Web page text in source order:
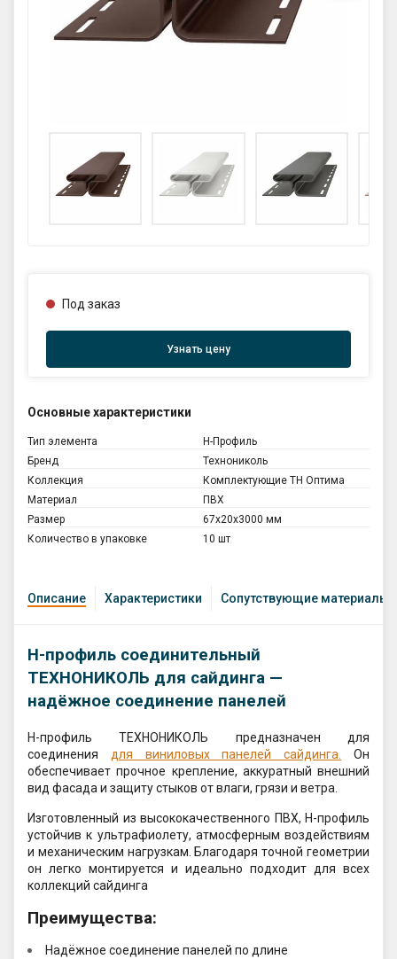
GPS координаты проезда к
sales@profkomplekt.by
Основные характеристики
Тип элемента
Н-Профиль
Бренд
Технониколь
Коллекция
Комплектующие ТН Оптима
Материал
ПВХ
Размер
67х20х3000 мм
Количество в упаковке
10 шт
Под заказ
Узнать цену
Описание Характеристики Сопутствующие материалы
H-профиль соединительный
ТЕХНОНИКОЛЬ для сайдинга —
надёжное соединение панелей
H-профиль ТЕХНОНИКОЛЬ предназначен для
соединения для виниловых панелей сайдинга. Он
обеспечивает прочное крепление, аккуратный внешний
вид фасада и защиту стыков от влаги, грязи и ветра.
Изготовленный из высококачественного ПВХ, H-профиль
устойчив к ультрафиолету, атмосферным воздействиям
и механическим нагрузкам. Благодаря точной геометрии
он легко монтируется и идеально подходит для всех
коллекций сайдинга
Преимущества:
Надёжное соединение панелей по длине